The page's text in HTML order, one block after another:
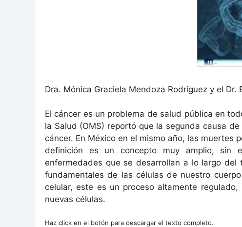
Dra. Mónica Graciela Mendoza Rodríguez y el Dr.
El cáncer es un problema de salud pública en
la Salud (OMS) reportó que la segunda causa
cáncer. En México en el mismo año, las muertes
definición es un concepto muy amplio, sin
enfermedades que se desarrollan a lo largo
fundamentales de las células de nuestro
celular, este es un proceso altamente
nuevas células.
Haz click en el botón para descargar el texto completo.